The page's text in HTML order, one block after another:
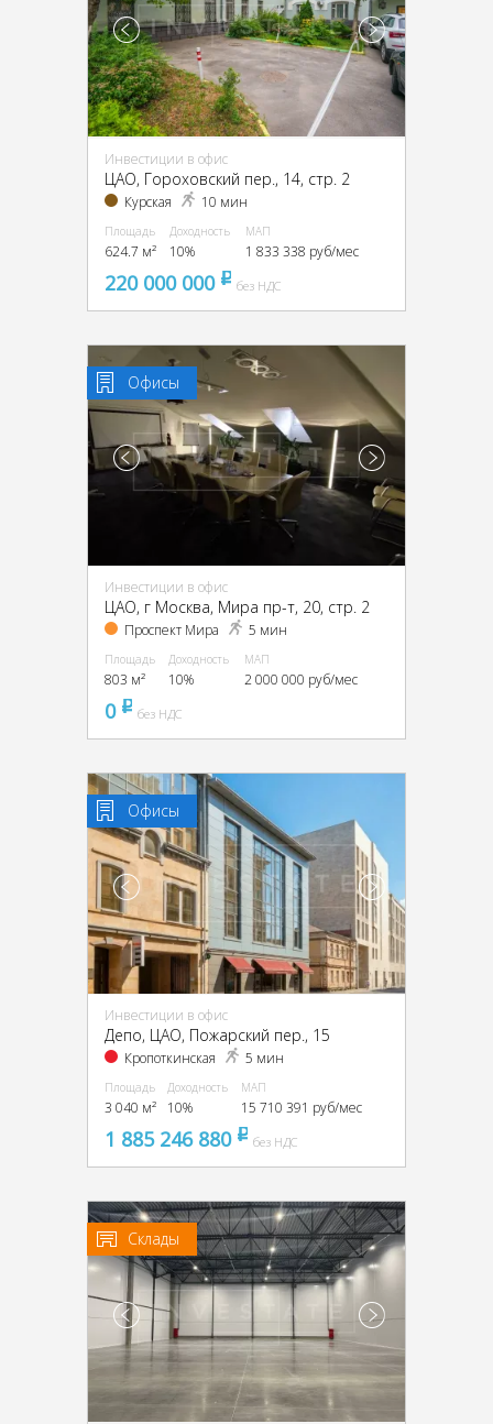
Инвестиции в офис
ЦАО, Гороховский пер., 14, стр. 2
Курская 10 мин
Площадь
624.7 м²
Доходность
10%
МАП
1 833 338 руб/мес
220 000 000 pуббез НДС
Офисы
Инвестиции в офис
ЦАО, г Москва, Мира пр-т, 20, стр. 2
Проспект Мира 5 мин
Площадь
803 м²
Доходность
10%
МАП
2 000 000 руб/мес
0 pуббез НДС
Офисы
Инвестиции в офис
Депо, ЦАО, Пожарский пер., 15
Кропоткинская 5 мин
Площадь
3 040 м²
Доходность
10%
МАП
15 710 391 руб/мес
1 885 246 880 pуббез НДС
Склады